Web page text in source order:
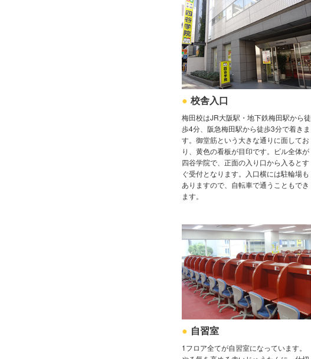
校舎入口
梅田校はJR大阪駅・地下鉄梅田駅から徒
歩4分、阪急梅田駅から徒歩3分で着きま
す。御堂筋という大きな通りに面してお
り、黄色の看板が目印です。ビル全体が
四谷学院で、正面の入り口から入るとす
ぐ受付となります。入口横には駐輪場も
ありますので、自転車で通うこともでき
ます。
自習室
1フロア全てが自習室になっています。